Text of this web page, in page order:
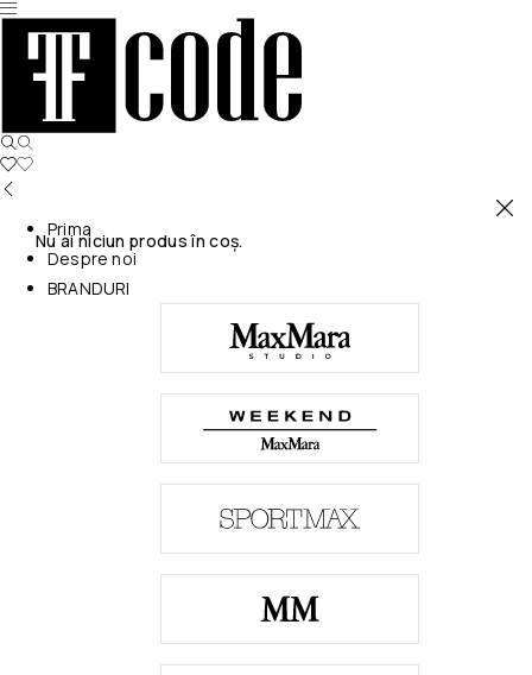
Nu ai niciun produs în coș.
Prima
Despre noi
BRANDURI